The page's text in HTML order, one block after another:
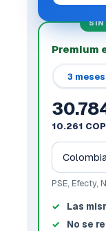
SIN
Premium
3 meses
10.261 COP
PSE, Efecty,
Las
No se